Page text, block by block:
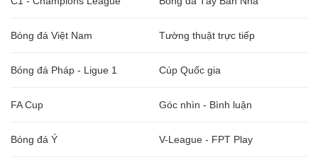
Bóng đá Việt Nam Tường thuật trực tiếp
Bóng đá Pháp - Ligue 1 Cúp Quốc gia
FA Cup Góc nhìn - Bình luận
Bóng đá Ý V-League - FPT Play